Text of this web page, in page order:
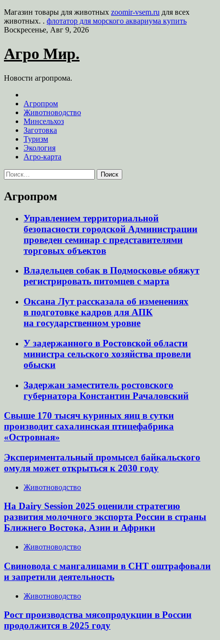
Магазин товары для животных zoomir-vsem.ru для всех
животных. . флотатор для морского аквариума купить
Skip
content
Воскресенье, Авг 9, 2026
Агро Мир.
Новости агропрома.
Агропром
Животноводство
Минсельхоз
Заготовка
Туризм
Экология
Агро-карта
Найти:
Агропром
Управлением территориальной
безопасности городской Администрации
проведен семинар с представителями
торговых объектов
Владельцев собак в Подмосковье обяжут
регистрировать питомцев с марта
Оксана Лут рассказала об изменениях
в подготовке кадров для АПК
на государственном уровне
У задержанного в Ростовской области
министра сельского хозяйства провели
обыски
Задержан заместитель ростовского
губернатора Константин Рачаловский
Свыше 170 тысяч куриных яиц в сутки
производит сахалинская птицефабрика
«Островная»
Экспериментальный промысел байкальского
омуля может открыться к 2030 году
Животноводство
На Dairy Session 2025 оценили стратегию
развития молочного экспорта России в страны
Ближнего Востока, Азии и Африки
Животноводство
Свиновода с мангалицами в СНТ оштрафовали
и запретили деятельность
Животноводство
Рост производства мясопродукции в России
продолжится в 2025 году